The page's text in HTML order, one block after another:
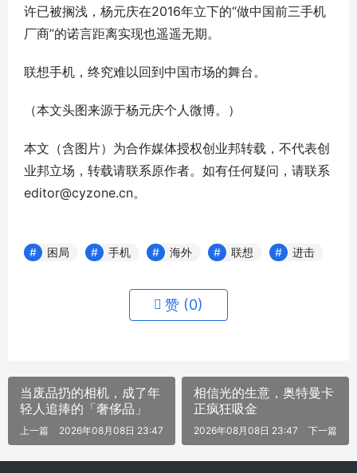
许已被搁浅，杨元庆在2016年立下的“做中国前三手机
厂商”的诺言距离实现也遥遥无期。
联想手机，终究难以回到中国市场的舞台。
（本文头图来源于杨元庆个人微博。）
本文（含图片）为合作媒体授权创业邦转载，不代表创
业邦立场，转载请联系原作者。如有任何疑问，请联系
editor@cyzone.cn。
困局 手机 海外 联想 进击
赞 (0)
当废品扔的相机，成了年
轻人追捧的「奢侈品」
上一篇 2026年08月08日 23:47
相信光的生意，奥特曼卡
正疯狂吸金
下一篇
2026年08月08日 23:47